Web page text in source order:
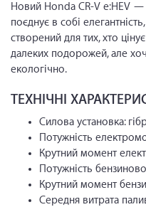
Новий Honda CR-V e:HEV —
поєднує в собі
створений для тих, хто
далеких подорожей, але
екологічно.
ТЕХНІЧНІ
Силова установка:
Потужність
Крутний момент
Потужність
Крутний момент
Середня витрата